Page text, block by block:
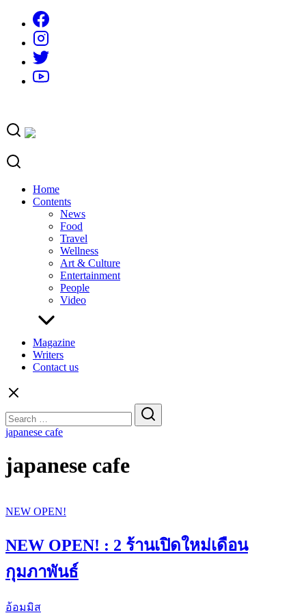
content
Home
Contents
News
Food
Travel
Wellness
Art & Culture
Entertainment
People
Video
Magazine
Writers
Contact us
for:
japanese cafe
japanese cafe
NEW OPEN!
NEW OPEN! : 2 ร้านเปิดใหม่เดือน
กุมภาพันธ์
อ้อมมิส